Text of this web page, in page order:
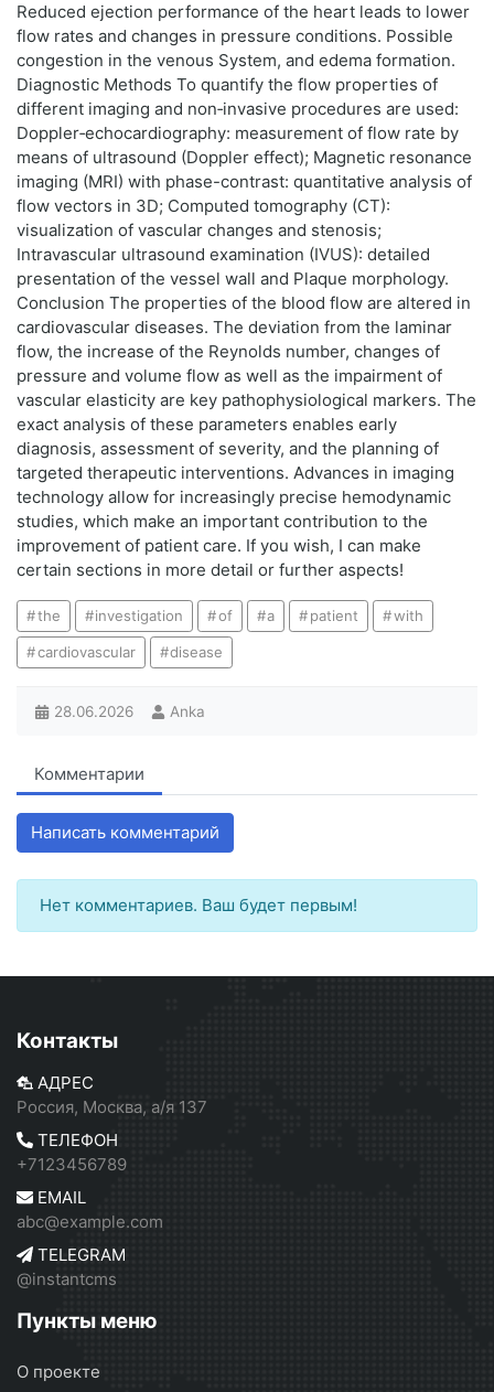
Reduced ejection performance of the heart leads to lower
flow rates and changes in pressure conditions. Possible
congestion in the venous System, and edema formation.
Diagnostic Methods To quantify the flow properties of
different imaging and non‑invasive procedures are used:
Doppler‑echocardiography: measurement of flow rate by
means of ultrasound (Doppler effect); Magnetic resonance
imaging (MRI) with phase-contrast: quantitative analysis of
flow vectors in 3D; Computed tomography (CT):
visualization of vascular changes and stenosis;
Intravascular ultrasound examination (IVUS): detailed
presentation of the vessel wall and Plaque morphology.
Conclusion The properties of the blood flow are altered in
cardiovascular diseases. The deviation from the laminar
flow, the increase of the Reynolds number, changes of
pressure and volume flow as well as the impairment of
vascular elasticity are key pathophysiological markers. The
exact analysis of these parameters enables early
diagnosis, assessment of severity, and the planning of
targeted therapeutic interventions. Advances in imaging
technology allow for increasingly precise hemodynamic
studies, which make an important contribution to the
improvement of patient care. If you wish, I can make
certain sections in more detail or further aspects!
the investigation of a patient with
cardiovascular disease
28.06.2026 Anka
Комментарии
Написать комментарий
Нет комментариев. Ваш будет первым!
Контакты
АДРЕС
Россия, Москва, а/я 137
ТЕЛЕФОН
+7123456789
EMAIL
abc@example.com
TELEGRAM
@instantcms
Пункты меню
О проекте